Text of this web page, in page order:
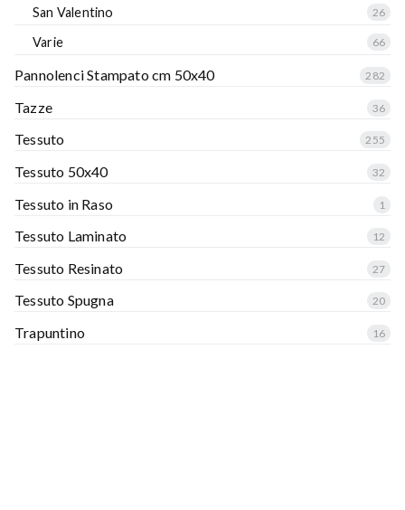
San Valentino 26
Varie 66
Pannolenci Stampato cm 50x40 282
Tazze 36
Tessuto 255
Tessuto 50x40 32
Tessuto in Raso 1
Tessuto Laminato 12
Tessuto Resinato 27
Tessuto Spugna 20
Trapuntino 16